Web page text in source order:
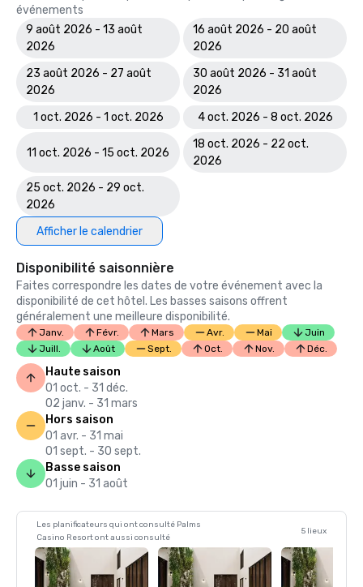
événements
9 août 2026 - 13 août
2026
16 août 2026 - 20 août
2026
23 août 2026 - 27 août
2026
30 août 2026 - 31 août
2026
1 oct. 2026 - 1 oct. 2026
4 oct. 2026 - 8 oct. 2026
11 oct. 2026 - 15 oct. 2026
18 oct. 2026 - 22 oct.
2026
25 oct. 2026 - 29 oct.
2026
Afficher le calendrier
Disponibilité saisonnière
Faites correspondre les dates de votre événement avec la
disponibilité de cet hôtel. Les basses saisons offrent
généralement une meilleure disponibilité.
Janv. Févr. Mars Avr. Mai
Juin
Juill.
Août Sept. Oct. Nov. Déc.
Haute saison
01 oct. - 31 déc.
02 janv. - 31 mars
Hors saison
01 avr. - 31 mai
01 sept. - 30 sept.
Basse saison
01 juin - 31 août
Les planificateurs qui ont consulté Palms
Casino Resort ont aussi consulté
5 lieux